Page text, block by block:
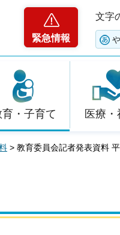
緊急情報
文字
育・子育て 医療・
> 教育委員会記者発表資料